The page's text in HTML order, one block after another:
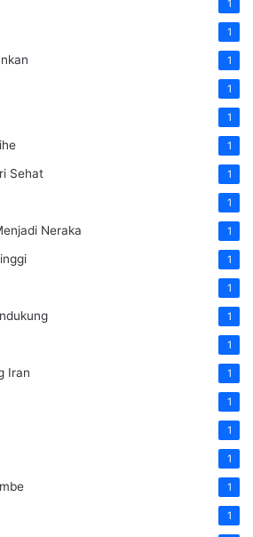
1
1
1
1
1
1
Sehat 1
1
Neraka 1
1
1
1
1
Iran 1
1
1
1
1
1